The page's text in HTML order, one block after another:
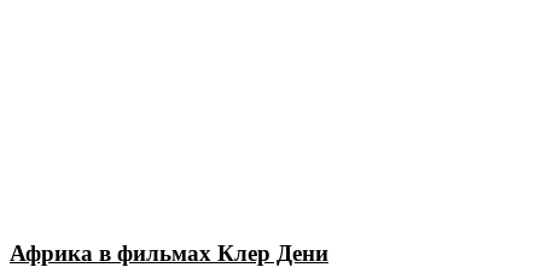
Африка в фильмах Клер Дени